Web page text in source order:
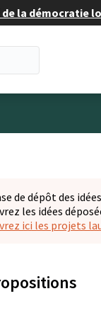
la démocratie
de dépôt des
les idées
ici les projets